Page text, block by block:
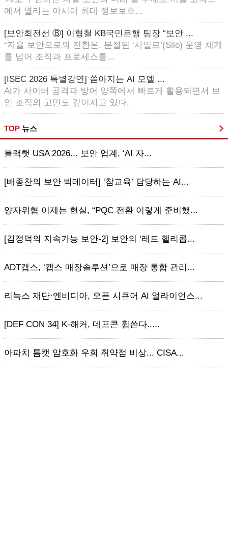
에서 열리는 아시아 최대 정보보호...
[보안최전선 ⑧] 이형철 KB국민은행 팀장 “보안 ...
“자율 보안으로의 전환은, 분절된 ‘사일로’(Silo) 운영 체계
를 넘어 조직과 프로세스를...
[ISEC 2026 특별강연] 쏟아지는 AI 모델 ...
AI가 사이버 공격과 방어 양쪽에서 빠르게 활용되면서 보
안 조직의 고민도 깊어지고 있다.
TOP 뉴스
블랙햇 USA 2026... 보안 업계, ‘AI 자...
[배종찬의 보안 빅데이터] ‘참교육’ 담당하는 AI...
양자위협 이제는 현실, “PQC 전환 이렇게 준비했...
[김정덕의 지속가능 보안-2] 보안의 ‘레드 헬리콥...
ADT캡스, ‘캡스 매장솔루션’으로 매장 통합 관리...
리눅스 재단·엔비디아, 오픈 시큐어 AI 얼라이언스...
[DEF CON 34] K-해커, 데프콘 휩쓴다.....
아파치 톰캣 암호화 우회 취약점 비상... CISA...